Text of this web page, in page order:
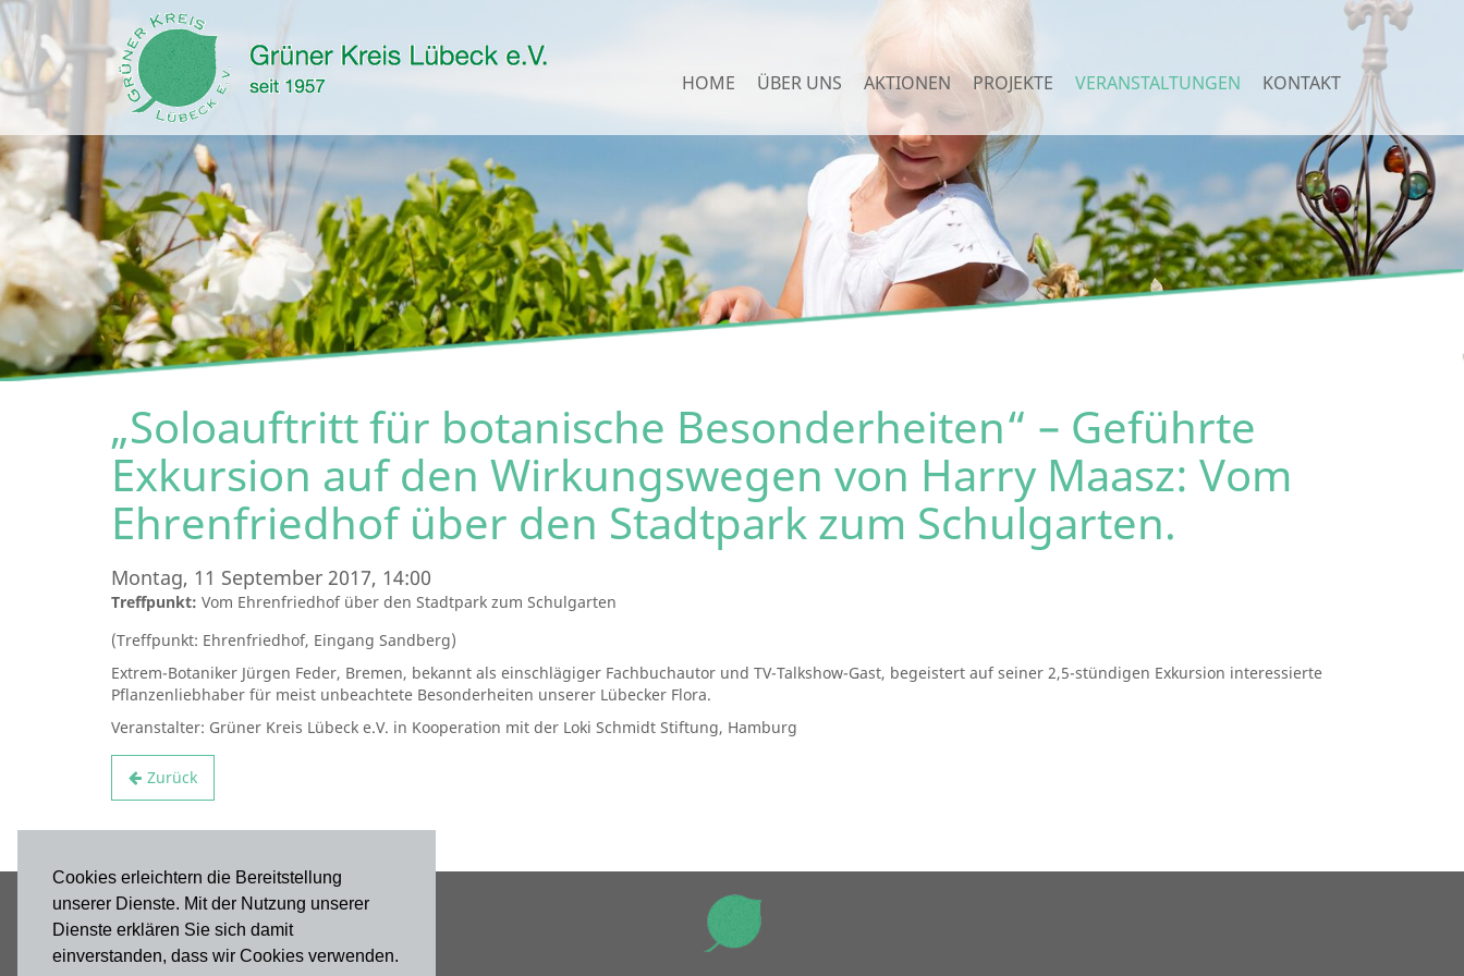
Cookies erleichtern die Bereitstellung
unserer Dienste. Mit der Nutzung unserer
Dienste erklären Sie sich damit
einverstanden, dass wir Cookies verwenden.
HOME ÜBER UNS AKTIONEN PROJEKTE VERANSTALTUNGEN KONTAKT
„Soloauftritt für botanische Besonderheiten“ – Geführte
Exkursion auf den Wirkungswegen von Harry Maasz: Vom
Ehrenfriedhof über den Stadtpark zum Schulgarten.
Montag, 11 September 2017, 14:00
Treffpunkt: Vom Ehrenfriedhof über den Stadtpark zum Schulgarten
(Treffpunkt: Ehrenfriedhof, Eingang Sandberg)
Extrem-Botaniker Jürgen Feder, Bremen, bekannt als einschlägiger Fachbuchautor und TV-Talkshow-Gast, begeistert auf seiner 2,5-stündigen Exkursion interessierte
Pflanzenliebhaber für meist unbeachtete Besonderheiten unserer Lübecker Flora.
Veranstalter: Grüner Kreis Lübeck e.V. in Kooperation mit der Loki Schmidt Stiftung, Hamburg
Zurück